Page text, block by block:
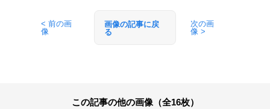
< 前の画
像
画像の記事に戻
る
次の画
像 >
この記事の他の画像（全16枚）